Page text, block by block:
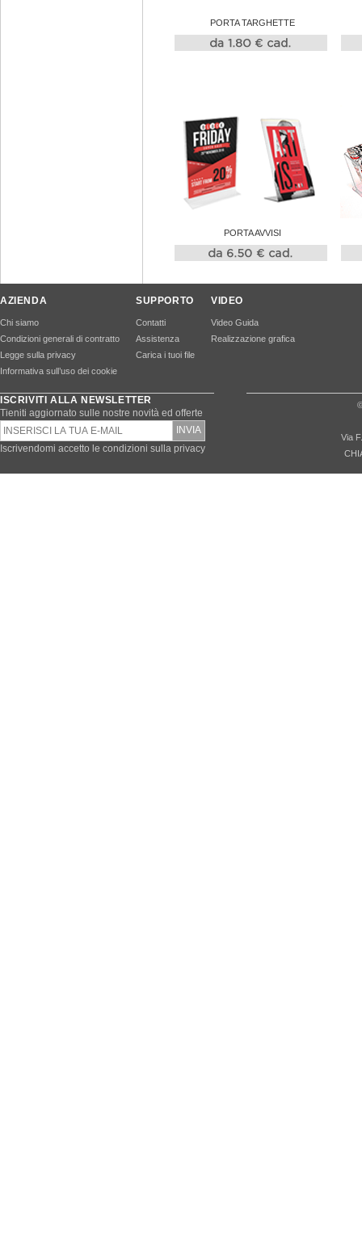
PORTA TARGHETTE
PORTA AVVISI
AZIENDA
Chi siamo
Condizioni generali di contratto
Legge sulla privacy
Informativa sull’uso dei cookie
SUPPORTO
Contatti
Assistenza
Carica i tuoi file
VIDEO
Video Guida
Realizzazione grafica
ISCRIVITI ALLA NEWSLETTER
Tieniti aggiornato sulle nostre novità ed offerte
Iscrivendomi accetto le condizioni sulla privacy
Via